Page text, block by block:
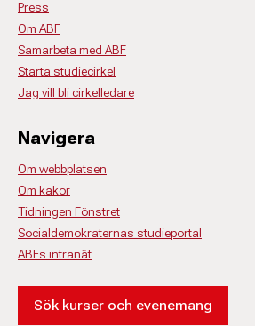
Press
Om ABF
Samarbeta med ABF
Starta studiecirkel
Jag vill bli cirkelledare
Navigera
Om webbplatsen
Om kakor
Tidningen Fönstret
Socialdemokraternas studieportal
ABFs intranät
Sök kurser och evenemang